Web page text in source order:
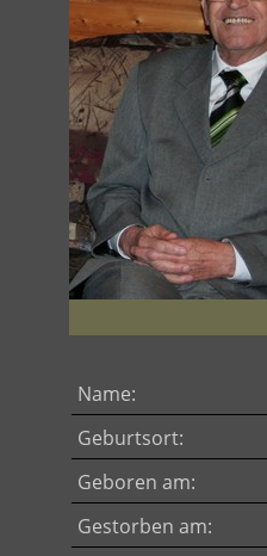
Name:
Geburtsort:
Geboren am:
Gestorben am: